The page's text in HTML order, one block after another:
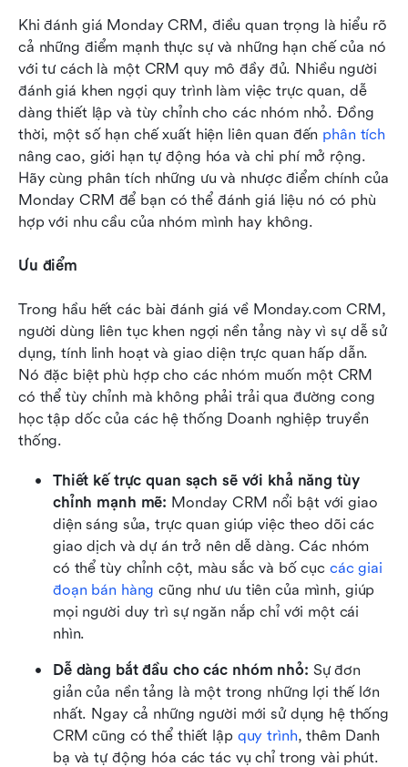
Khi đánh giá Monday CRM, điều quan trọng là hiểu rõ
cả những điểm mạnh thực sự và những hạn chế của nó
với tư cách là một CRM quy mô đầy đủ. Nhiều người
đánh giá khen ngợi quy trình làm việc trực quan, dễ
dàng thiết lập và tùy chỉnh cho các nhóm nhỏ. Đồng
thời, một số hạn chế xuất hiện liên quan đến phân tích
nâng cao, giới hạn tự động hóa và chi phí mở rộng.
Hãy cùng phân tích những ưu và nhược điểm chính của
Monday CRM để bạn có thể đánh giá liệu nó có phù
hợp với nhu cầu của nhóm mình hay không.
Ưu điểm
Trong hầu hết các bài đánh giá về Monday.com CRM,
người dùng liên tục khen ngợi nền tảng này vì sự dễ sử
dụng, tính linh hoạt và giao diện trực quan hấp dẫn.
Nó đặc biệt phù hợp cho các nhóm muốn một CRM
có thể tùy chỉnh mà không phải trải qua đường cong
học tập dốc của các hệ thống Doanh nghiệp truyền
thống.
Thiết kế trực quan sạch sẽ với khả năng tùy
chỉnh mạnh mẽ: Monday CRM nổi bật với giao
diện sáng sủa, trực quan giúp việc theo dõi các
giao dịch và dự án trở nên dễ dàng. Các nhóm
có thể tùy chỉnh cột, màu sắc và bố cục các giai
đoạn bán hàng cũng như ưu tiên của mình, giúp
mọi người duy trì sự ngăn nắp chỉ với một cái
nhìn.
Dễ dàng bắt đầu cho các nhóm nhỏ: Sự đơn
giản của nền tảng là một trong những lợi thế lớn
nhất. Ngay cả những người mới sử dụng hệ thống
CRM cũng có thể thiết lập quy trình, thêm Danh
bạ và tự động hóa các tác vụ chỉ trong vài phút.